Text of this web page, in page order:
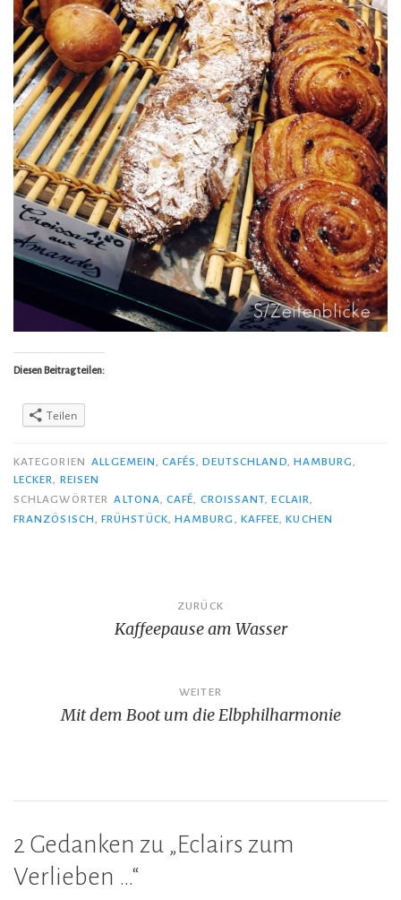
Diesen Beitrag teilen:
Teilen
KATEGORIEN ALLGEMEIN ,CAFÉS DEUTSCHLAND HAMBURG
LECKER
REISEN
SCHLAGWÖRTER
ALTONA ,CAFÉ CROISSANT ,ECLAIR
FRANZÖSISCH
,FRÜHSTÜCK HAMBURG KAFFEE ,KUCHEN
Beitragsnavigation
ZURÜCK
Kaffeepause am Wasser
WEITER
Mit dem Boot um die Elbphilharmonie
2 Gedanken zu „Eclairs zum
Verlieben …“